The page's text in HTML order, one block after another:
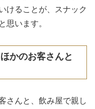
けることが、スナック
思います。
かのお客さんと
さんと、飲み屋で親し